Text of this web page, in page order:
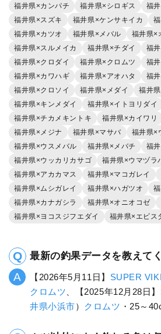
福井県×カンパチ
福井県×シロギス
福
福井県×スズキ
福井県×ケンサキイカ
福井県×カツオ
福井県×メバル
福井県×
福井県×スルメイカ
福井県×チダイ
福
福井県×クロダイ
福井県×クロムツ
福
福井県×カワハギ
福井県×アオハタ
福
福井県×クロソイ
福井県×メダイ
福井
福井県×キンメダイ
福井県×イトヨリダイ
福井県×チカメキントキ
福井県×カイワリ
福井県×メジナ
福井県×マサバ
福井県×
福井県×ウスメバル
福井県×メバチ
福
福井県×ウッカリカサゴ
福井県×ウマヅラ
福井県×アカカマス
福井県×マコガレイ
福井県×ムシガレイ
福井県×ハガツオ
福井県×カナガシラ
福井県×オニオコゼ
福井県×ヨコスジフエダイ
福井県×エビス
最新の釣果データを教えて
【2026年5月11日】 SUPER
クロムツ 、【2025年12月28日】
井県小浜市） クロムツ ・25～